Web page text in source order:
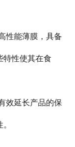
性能薄膜，具备
特性使其在食
效延长产品的保